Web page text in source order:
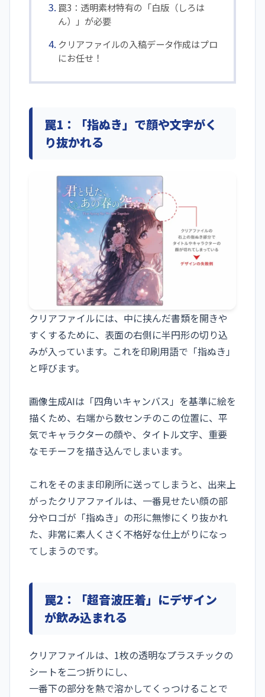
罠3：透明素材特有の「白版（しろは
ん）」が必要
クリアファイルの入稿データ作成はプロ
にお任せ！
罠1：「指ぬき」で顔や文字がく
り抜かれる
クリアファイルには、中に挟んだ書類を開きや
すくするために、表面の右側に半円形の切り込
みが入っています。これを印刷用語で「指ぬき」
と呼びます。
画像生成AIは「四角いキャンバス」を基準に絵を
描くため、右端から数センチのこの位置に、平
気でキャラクターの顔や、タイトル文字、重要
なモチーフを描き込んでしまいます。
これをそのまま印刷所に送ってしまうと、出来上
がったクリアファイルは、一番見せたい顔の部
分やロゴが「指ぬき」の形に無惨にくり抜かれ
た、非常に素人くさく不格好な仕上がりになっ
てしまうのです。
罠2：「超音波圧着」にデザイン
が飲み込まれる
クリアファイルは、1枚の透明なプラスチックの
シートを二つ折りにし、
一番下の部分を熱で溶かしてくっつけることで